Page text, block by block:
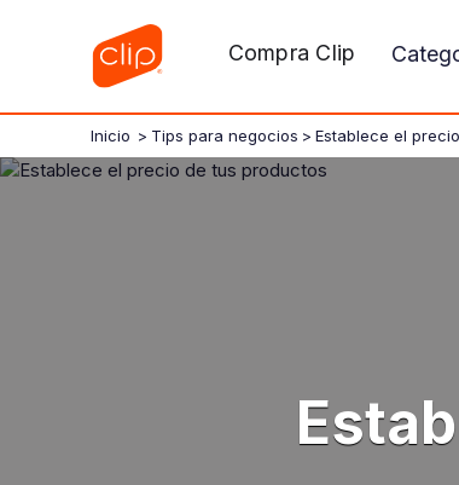
Compra Clip
Inicio > Tips para negocios > Establece el